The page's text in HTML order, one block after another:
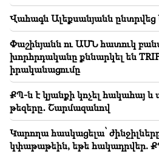
Սա աննախադեպ
Կաթողիկոսի դեմ քրեական
նիստի մասին (տեսանյութ)
21:26
Հանձնվել թուրքական
պայքարել մինչև վերջ. Ավետիք
կալանավայրից
Վահագն Ալեքսանյանն
Փաշինյանն ու ԱՄՆ հատուկ
խորհրդականը քննարկել են
իրականացումը
ՔՊ-ն է կյանքի կոչել հակահայ
թեզերը․ Շարմազանով
Կարողա հասկացելա՝
կփաթաթեին, եթե հակադրվեր.